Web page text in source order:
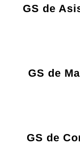
GS de
GS de
GS de